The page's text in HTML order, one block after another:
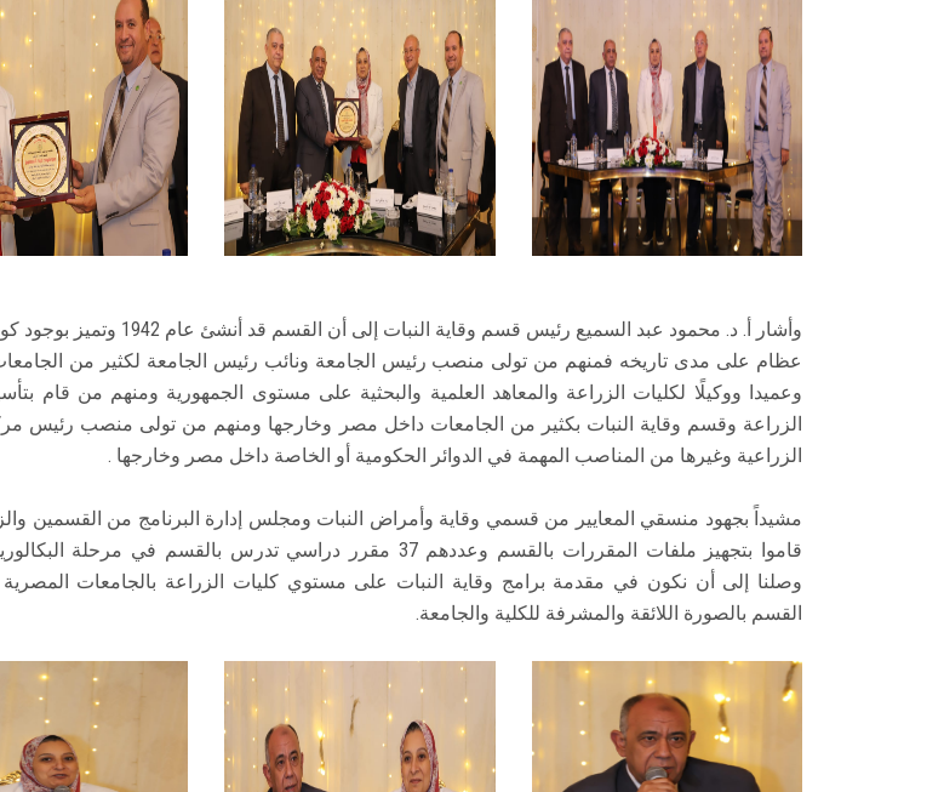
وأشار أ. د. محمود عبد السميع رئيس قسم وقاية النبات إلى أن
عظام على مدى تاريخه فمنهم من تولى منصب رئيس الجامعة ونائب رئيس الجامعة لكثير من
وعميدا ووكيلًا لكليات الزراعة والمعاهد العلمية والبحثية على مستوى الجمهورية ومنهم من قام
الزراعة وقسم وقاية النبات بكثير من الجامعات داخل مصر وخارجها ومنهم من تولى منصب رئيس
الزراعية وغيرها من المناصب المهمة في الدوائر الحكومية أو الخاصة داخل مصر وخارجها .
مشيداً بجهود منسقي المعايير من قسمي وقاية وأمراض النبات ومجلس إدارة البرنامج من القسمين
قاموا بتجهيز ملفات المقررات بالقسم وعددهم 37 مقرر دراسي تدرس بالقسم في مرحلة
وصلنا إلى أن نكون في مقدمة برامج وقاية النبات على مستوي كليات الزراعة بالجامعات
القسم بالصورة اللائقة والمشرفة للكلية والجامعة.